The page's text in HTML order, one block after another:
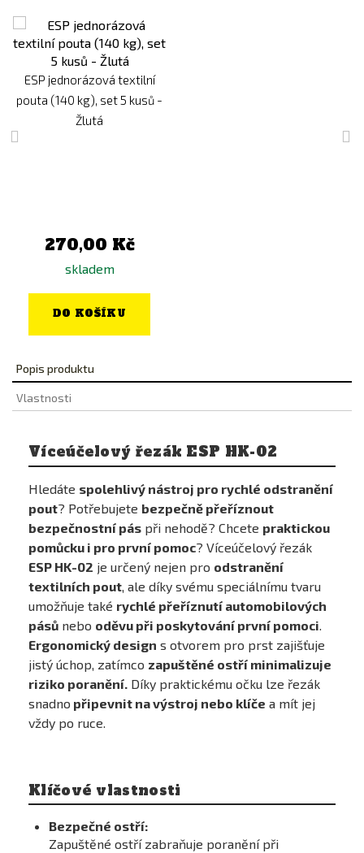
ESP jednorázová textilní
pouta (140 kg), set 5 kusů -
Žlutá
270,00 Kč
skladem
DO KOŠÍKU
Popis produktu
Vlastnosti
Víceúčelový řezák ESP HK-02
Hledáte spolehlivý nástroj pro rychlé odstranění
pout? Potřebujete bezpečně přeříznout
bezpečnostní pás při nehodě? Chcete praktickou
pomůcku i pro první pomoc? Víceúčelový řezák
ESP HK-02 je určený nejen pro odstranění
textilních pout , ale díky svému speciálnímu tvaru
umožňuje také rychlé přeříznutí automobilových
pásů nebo oděvu při poskytování první pomoci
Ergonomický design s otvorem pro prst zajišťuje
jistý úchop, zatímco zapuštěné ostří minimalizuje
riziko poranění. Díky praktickému očku lze řezák
snadno připevnit na výstroj nebo klíče a mít jej
vždy po ruce.
Klíčové vlastnosti
Bezpečné ostří:
Zapuštěné ostří zabraňuje poranění při